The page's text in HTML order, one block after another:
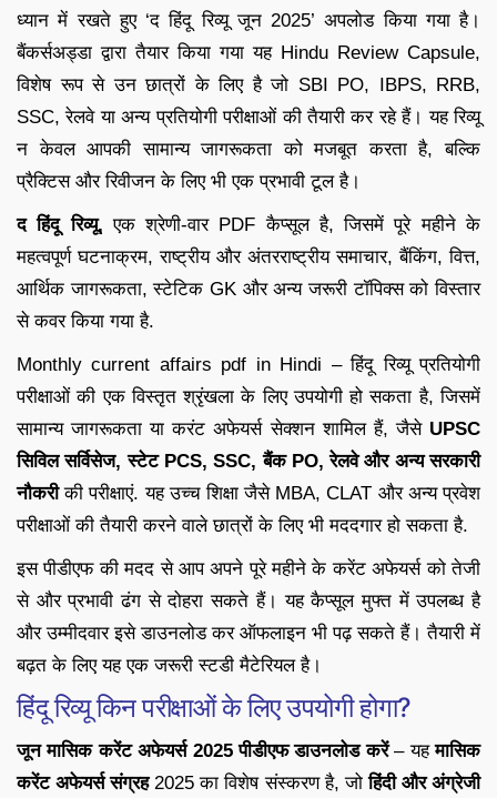
ध्यान में रखते हुए ‘द हिंदू रिव्यू जून 2025’ अपलोड किया गया है।
बैंकर्सअड्डा द्वारा तैयार किया गया यह Hindu Review Capsule,
विशेष रूप से उन छात्रों के लिए है जो SBI PO, IBPS, RRB,
SSC, रेलवे या अन्य प्रतियोगी परीक्षाओं की तैयारी कर रहे हैं। यह रिव्यू
न केवल आपकी सामान्य जागरूकता को मजबूत करता है, बल्कि
प्रैक्टिस और रिवीजन के लिए भी एक प्रभावी टूल है।
द हिंदू रिव्यू,एक श्रेणी-वार PDF कैप्सूल है, जिसमें पूरे महीने के
महत्वपूर्ण घटनाक्रम, राष्ट्रीय और अंतरराष्ट्रीय समाचार, बैंकिंग, वित्त,
आर्थिक जागरूकता, स्टेटिक GK और अन्य जरूरी टॉपिक्स को विस्तार
से कवर किया गया है.
Monthly current affairs pdf in Hindi – हिंदू रिव्यू प्रतियोगी
परीक्षाओं की एक विस्तृत श्रृंखला के लिए उपयोगी हो सकता है, जिसमें
सामान्य जागरूकता या करंट अफेयर्स सेक्शन शामिल हैं, जैसे UPSC
सिविल सर्विसेज, स्टेट PCS, SSC, बैंक PO, रेलवे और अन्य सरकारी
नौकरीकी परीक्षाएं. यह उच्च शिक्षा जैसे MBA, CLAT और अन्य प्रवेश
परीक्षाओं की तैयारी करने वाले छात्रों के लिए भी मददगार हो सकता है.
इस पीडीएफ की मदद से आप अपने पूरे महीने के करेंट अफेयर्स को तेजी
से और प्रभावी ढंग से दोहरा सकते हैं। यह कैप्सूल मुफ्त में उपलब्ध है
और उम्मीदवार इसे डाउनलोड कर ऑफलाइन भी पढ़ सकते हैं। तैयारी में
बढ़त के लिए यह एक जरूरी स्टडी मैटेरियल है।
हिंदू रिव्यू किन परीक्षाओं के लिए उपयोगी होगा?
जून मासिक करेंट अफेयर्स 2025 पीडीएफ डाउनलोड करें– यहमासिक
करेंट अफेयर्स संग्रह2025 का विशेष संस्करण है, जोहिंदी और अंग्रेजी